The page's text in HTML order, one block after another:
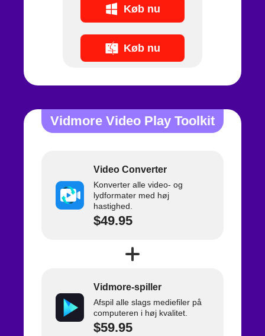
Køb nu
Køb nu
Vidmore Video Play Toolkit
Video Converter
Konverter alle video- og
lydformater med høj
hastighed.
$49.95
Vidmore-spiller
Afspil alle slags mediefiler på
computeren i høj kvalitet.
$59.95